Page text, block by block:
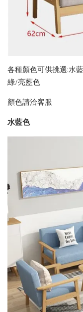
各種顏色可供挑選:水
綠/亮藍色
顏色請洽客服
水藍色